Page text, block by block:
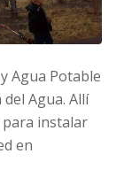
Agua Potable
Agua. Allí
instalar
en